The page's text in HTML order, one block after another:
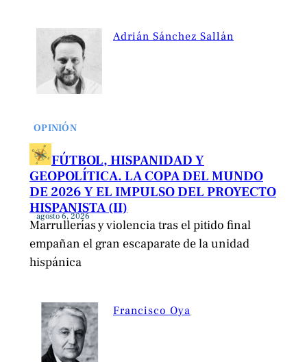
Adrián Sánchez Sallán
OPINIÓN
FÚTBOL, HISPANIDAD Y
GEOPOLÍTICA. LA COPA DEL MUNDO
DE 2026 Y EL IMPULSO DEL PROYECTO
HISPANISTA (II)
agosto 6, 2026
Marrullerías y violencia tras el pitido final
empañan el gran escaparate de la unidad
hispánica
Francisco Oya